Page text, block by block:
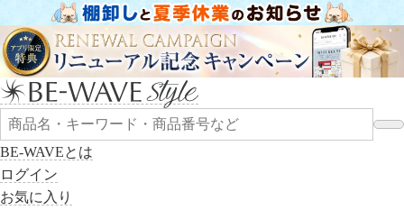
BE-WAVEとは
ログイン
お気に入り